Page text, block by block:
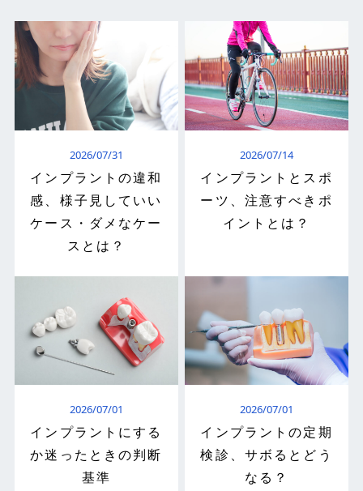
2026/07/31
インプラントの違和
感、様子見していい
ケース・ダメなケー
スとは？
2026/07/14
インプラントとスポ
ーツ、注意すべきポ
イントとは？
2026/07/01
インプラントにする
か迷ったときの判断
基準
2026/07/01
インプラントの定期
検診、サボるとどう
なる？